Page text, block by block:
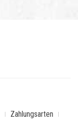
Zahlungsarten